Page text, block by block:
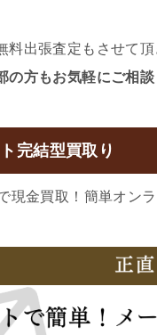
料出張査定もさせて
方もお気軽にご相談
完結型買取り
現金買取！簡単オン